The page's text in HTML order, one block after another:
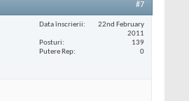
#7
Data înscrierii
22nd February
2011
Posturi
139
Putere Rep
0